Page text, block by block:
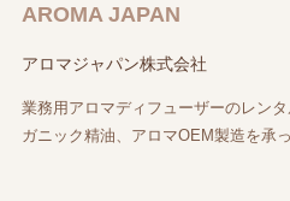
AROMA JAPAN
アロマジャパン株式会社
業務用アロマディフューザーのレン
ガニック精油、アロマOEM製造を承